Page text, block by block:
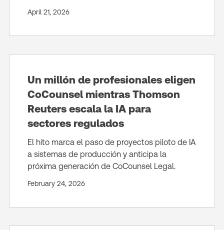
April 21, 2026
Un millón de profesionales eligen
CoCounsel mientras Thomson
Reuters escala la IA para
sectores regulados
El hito marca el paso de proyectos piloto de IA
a sistemas de producción y anticipa la
próxima generación de CoCounsel Legal.
February 24, 2026